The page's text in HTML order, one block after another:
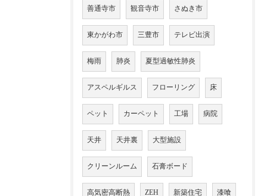
善通寺市 観音寺市 さぬき市
東かがわ市 三豊市 テレビ出演
梅雨 肺炎 夏型過敏性肺炎
アスペルギルス フローリング 床
ペット カーペット 工場 病院
天井 天井裏 大型施設
クリーンルーム 石膏ボード
高気密高断熱 ZEH 新築住宅 漆喰